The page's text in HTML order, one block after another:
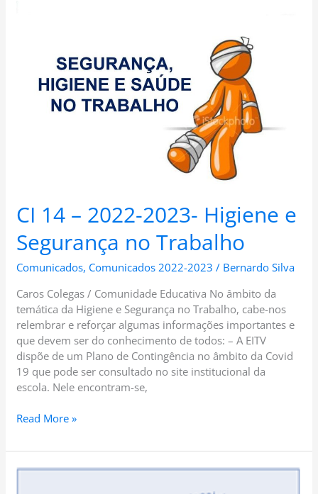
CI 14 – 2022-2023- Higiene e
Segurança no Trabalho
Comunicados, Comunicados 2022-2023 / Bernardo Silva
Caros Colegas / Comunidade Educativa No âmbito da
temática da Higiene e Segurança no Trabalho, cabe-nos
relembrar e reforçar algumas informações importantes e
que devem ser do conhecimento de todos: – A EITV
dispõe de um Plano de Contingência no âmbito da Covid
19 que pode ser consultado no site institucional da
escola. Nele encontram-se,
Higiene
Segurança
Read More »
CEE: